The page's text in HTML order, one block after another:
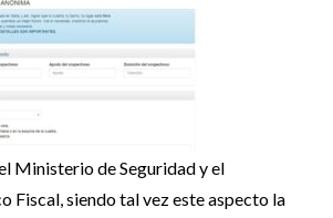
Ministerio de Seguridad y el
Fiscal, siendo tal vez este aspecto la